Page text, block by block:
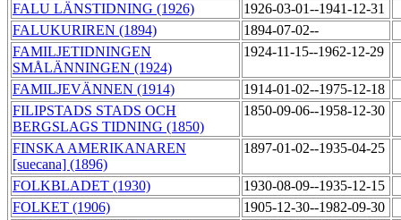
FALU LÄNSTIDNING (1926)
1926-03-01--1941-12-31
FALUKURIREN (1894)
1894-07-02--
FAMILJETIDNINGEN
SMÅLÄNNINGEN (1924)
1924-11-15--1962-12-29
FAMILJEVÄNNEN (1914)
1914-01-02--1975-12-18
FILIPSTADS STADS OCH
BERGSLAGS TIDNING (1850)
1850-09-06--1958-12-30
FINSKA AMERIKANAREN
[suecana] (1896)
1897-01-02--1935-04-25
FOLKBLADET (1930)
1930-08-09--1935-12-15
FOLKET (1906)
1905-12-30--1982-09-30